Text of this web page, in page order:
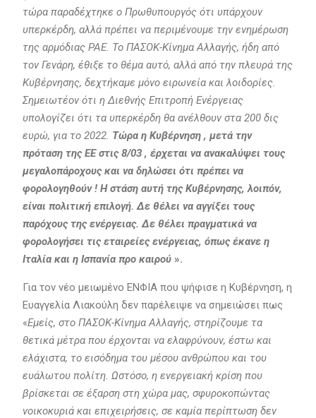
τώρα παραδέχτηκε ο Πρωθυπουργός ότι υπάρχουν
υπερκέρδη, αλλά πρέπει να περιμένουμε την ενημέρωση
της αρμόδιας ΡΑΕ. Το ΠΑΣΟΚ-Κίνημα Αλλαγής, ήδη από
τον Γενάρη, έθιξε το θέμα αυτό, αλλά από την πλευρά της
Κυβέρνησης, δεχτήκαμε μόνο ειρωνεία και λοιδορίες.
Σημειωτέον ότι η Διεθνής Επιτροπή Ενέργειας
υπολογίζει ότι τα υπερκέρδη θα ανέλθουν στα 200 δις
ευρώ, για το 2022. Τώρα η Κυβέρνηση , μετά την
πρόταση της ΕΕ στις 8/03 , έρχεται να ανακαλύψει τους
μεγαλοπάροχους και να δηλώσει ότι πρέπει να
φορολογηθούν ! Η στάση αυτή της Κυβέρνησης, λοιπόν,
είναι πολιτική επιλογή. Δε θέλει να αγγίξει τους
παρόχους της ενέργειας. Δε θέλει πραγματικά να
φορολογήσει τις εταιρείες ενέργειας, όπως έκανε η
Ιταλία και η Ισπανία προ καιρού ».
Για τον νέο μειωμένο ΕΝΦΙΑ που ψήφισε η Κυβέρνηση, η
Ευαγγελία Λιακούλη δεν παρέλειψε να σημειώσει πως
«Εμείς, στο ΠΑΣΟΚ-Κίνημα Αλλαγής, στηρίζουμε τα
θετικά μέτρα που έρχονται να ελαφρύνουν, έστω και
ελάχιστα, το εισόδημα του μέσου ανθρώπου και του
ευάλωτου πολίτη. Ωστόσο, η ενεργειακή κρίση που
βρίσκεται σε έξαρση στη χώρα μας, σφυροκοπώντας
νοικοκυριά και επιχειρήσεις, σε καμία περίπτωση δεν